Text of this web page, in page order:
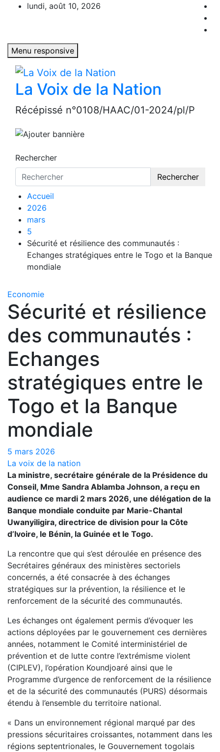
lundi, août 10, 2026
Menu responsive
La Voix de la Nation
Récépissé n°0108/HAAC/01-2024/pl/P
Rechercher
Rechercher
Accueil
2026
mars
5
Sécurité et résilience des communautés :
Echanges stratégiques entre le Togo et la Banque
mondiale
Economie
Sécurité et résilience
des communautés :
Echanges
stratégiques entre le
Togo et la Banque
mondiale
5 mars 2026
La voix de la nation
La ministre, secrétaire générale de la Présidence du
Conseil, Mme Sandra Ablamba Johnson, a reçu en
audience ce mardi 2 mars 2026, une délégation de la
Banque mondiale conduite par Marie-Chantal
Uwanyiligira, directrice de division pour la Côte
d’Ivoire, le Bénin, la Guinée et le Togo.
La rencontre que qui s’est déroulée en présence des
Secrétaires généraux des ministères sectoriels
concernés, a été consacrée à des échanges
stratégiques sur la prévention, la résilience et le
renforcement de la sécurité des communautés.
Les échanges ont également permis d’évoquer les
actions déployées par le gouvernement ces dernières
années, notamment le Comité interministériel de
prévention et de lutte contre l’extrémisme violent
(CIPLEV), l’opération Koundjoaré ainsi que le
Programme d’urgence de renforcement de la résilience
et de la sécurité des communautés (PURS) désormais
étendu à l’ensemble du territoire national.
« Dans un environnement régional marqué par des
pressions sécuritaires croissantes, notamment dans les
régions septentrionales, le Gouvernement togolais